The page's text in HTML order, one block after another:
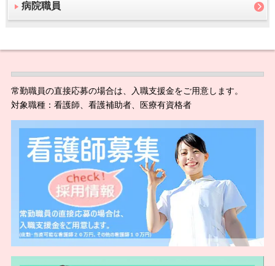
病院職員
常勤職員の直接応募の場合は、入職支援金をご用意します。
対象職種：看護師、看護補助者、医療有資格者